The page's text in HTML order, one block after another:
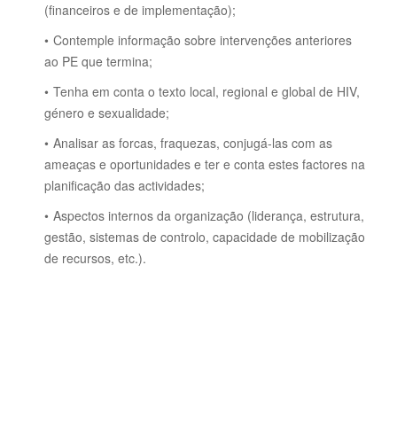
(financeiros e de implementação);
Contemple informação sobre intervenções anteriores
ao PE que termina;
Tenha em conta o texto local, regional e global de HIV,
género e sexualidade;
Analisar as forcas, fraquezas, conjugá-las com as
ameaças e oportunidades e ter e conta estes factores na
planificação das actividades;
Aspectos internos da organização (liderança, estrutura,
gestão, sistemas de controlo, capacidade de mobilização
de recursos, etc.).